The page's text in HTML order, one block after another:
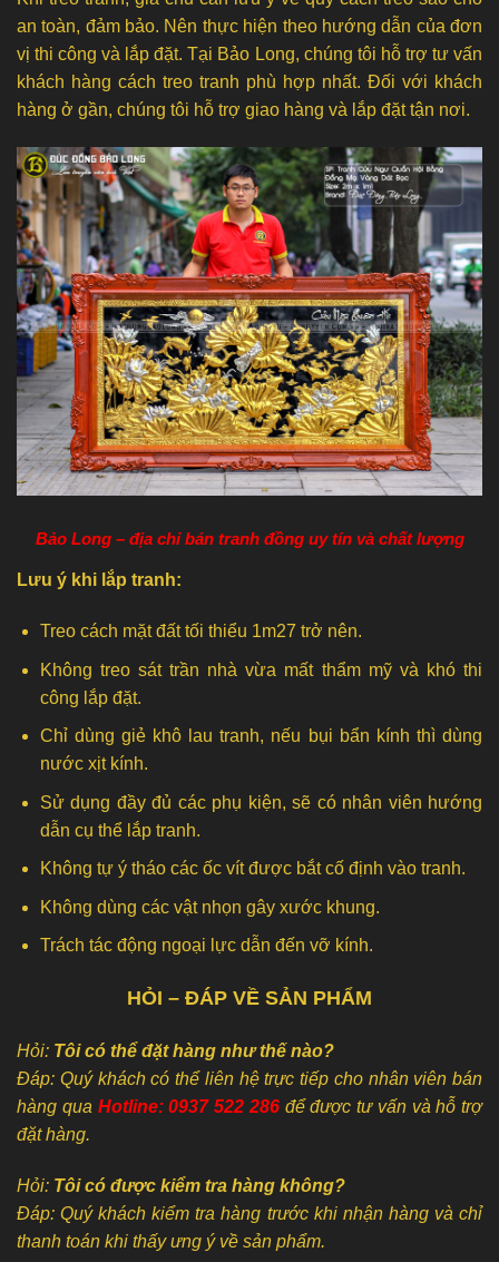
an toàn, đảm bảo. Nên thực hiện theo hướng dẫn của đơn
vị thi công và lắp đặt. Tại Bảo Long, chúng tôi hỗ trợ tư vấn
khách hàng cách treo tranh phù hợp nhất. Đối với khách
hàng ở gần, chúng tôi hỗ trợ giao hàng và lắp đặt tận nơi.
Bảo Long – địa chỉ bán tranh đồng uy tín và chất lượng
Lưu ý khi lắp tranh:
Treo cách mặt đất tối thiểu 1m27 trở nên.
Không treo sát trần nhà vừa mất thẩm mỹ và khó thi
công lắp đặt.
Chỉ dùng giẻ khô lau tranh, nếu bụi bẩn kính thì dùng
nước xịt kính.
Sử dụng đầy đủ các phụ kiện, sẽ có nhân viên hướng
dẫn cụ thể lắp tranh.
Không tự ý tháo các ốc vít được bắt cố định vào tranh.
Không dùng các vật nhọn gây xước khung.
Trách tác động ngoại lực dẫn đến vỡ kính.
HỎI – ĐÁP VỀ SẢN PHẨM
Hỏi: Tôi có thể đặt hàng như thế nào?
Đáp: Quý khách có thể liên hệ trực tiếp cho nhân viên bán
hàng qua Hotline: 0937 522 286 để được tư vấn và hỗ trợ
đặt hàng.
Hỏi: Tôi có được kiểm tra hàng không?
Đáp: Quý khách kiểm tra hàng trước khi nhận hàng và chỉ
thanh toán khi thấy ưng ý về sản phẩm.